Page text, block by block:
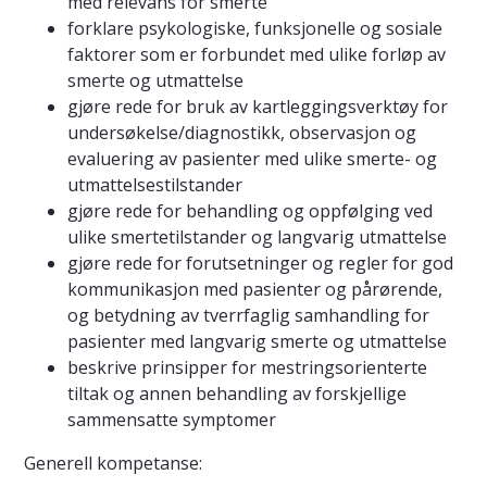
forklare psykologiske, funksjonelle og sosiale
faktorer som er forbundet med ulike forløp av
smerte og utmattelse
gjøre rede for bruk av kartleggingsverktøy for
undersøkelse/diagnostikk, observasjon og
evaluering av pasienter med ulike smerte- og
utmattelsestilstander
gjøre rede for behandling og oppfølging ved
ulike smertetilstander og langvarig utmattelse
gjøre rede for forutsetninger og regler for god
kommunikasjon med pasienter og pårørende,
og betydning av tverrfaglig samhandling for
pasienter med langvarig smerte og utmattelse
beskrive prinsipper for mestringsorienterte
tiltak og annen behandling av forskjellige
sammensatte symptomer
Generell kompetanse: